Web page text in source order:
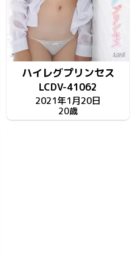
ハイレグプリンセス
LCDV-41062
2021年1月20日
20歳